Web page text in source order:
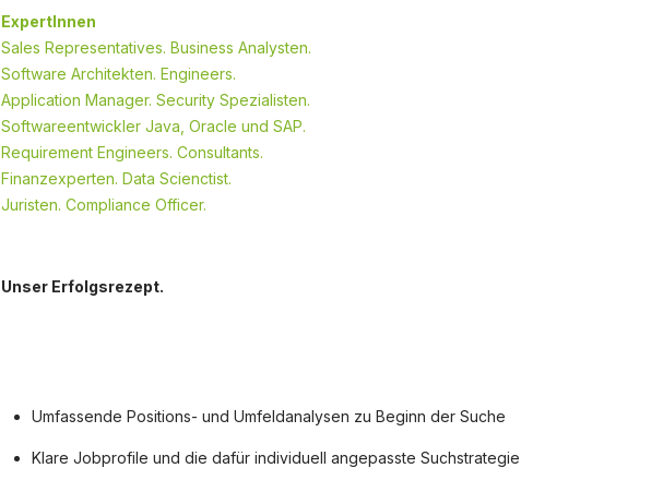
ExpertInnen
Sales Representatives. Business Analysten.
Software Architekten. Engineers.
Application Manager. Security Spezialisten.
Softwareentwickler Java, Oracle und SAP.
Requirement Engineers. Consultants.
Finanzexperten. Data Scienctist.
Juristen. Compliance Officer.
Unser Erfolgsrezept.
Umfassende Positions- und Umfeldanalysen zu Beginn der Suche
Klare Jobprofile und die dafür individuell angepasste Suchstrategie